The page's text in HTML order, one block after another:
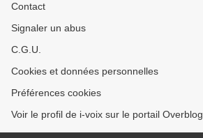
Contact
Signaler un abus
C.G.U.
Cookies et données personnelles
Préférences cookies
Voir le profil de i-voix sur le portail Overblog